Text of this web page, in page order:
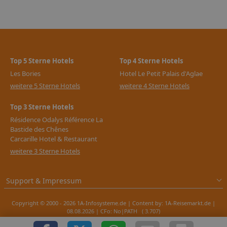
Top 5 Sterne Hotels
Les Bories
weitere 5 Sterne Hotels
Top 4 Sterne Hotels
Hotel Le Petit Palais d'Aglae
weitere 4 Sterne Hotels
Top 3 Sterne Hotels
Résidence Odalys Référence La
Bastide des Chênes
Carcarille Hotel & Restaurant
weitere 3 Sterne Hotels
Support & Impressum
Copyright © 2000 - 2026 1A-Infosysteme.de | Content by: 1A-Reisemarkt.de |
08.08.2026 | CFo: No|PATH ( 3.707)